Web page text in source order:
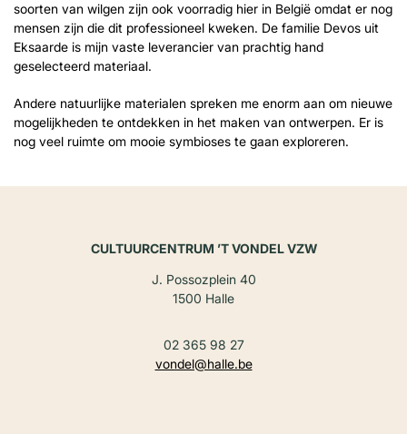
soorten van wilgen zijn ook voorradig hier in België omdat er nog
mensen zijn die dit professioneel kweken. De familie Devos uit
Eksaarde is mijn vaste leverancier van prachtig hand
geselecteerd materiaal.
Andere natuurlijke materialen spreken me enorm aan om nieuwe
mogelijkheden te ontdekken in het maken van ontwerpen. Er is
nog veel ruimte om mooie symbioses te gaan exploreren.
CULTUURCENTRUM ’T VONDEL VZW
J. Possozplein 40
1500 Halle
02 365 98 27
vondel@halle.be